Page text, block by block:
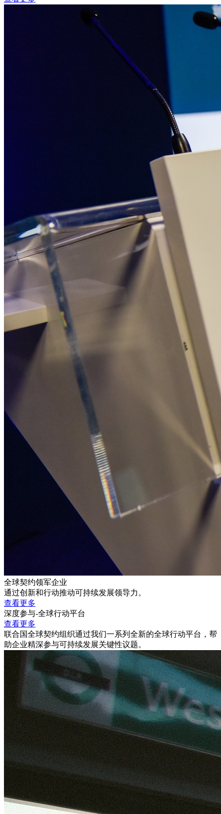
全球契约领军企业
通过创新和行动推动可持续发展领导力。
查看更多
深度参与-全球行动平台
查看更多
联合国全球契约组织通过我们一系列全新的全球行动平台，帮
助企业精深参与可持续发展关键性议题。